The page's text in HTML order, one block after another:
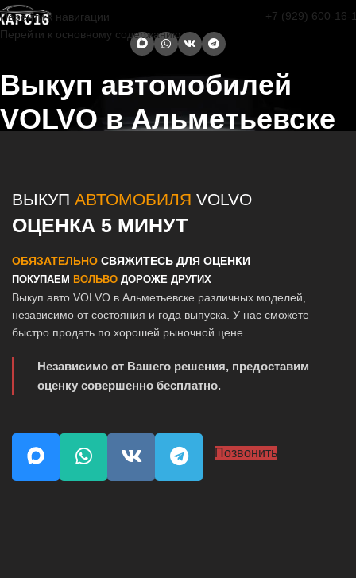
Перейти к навигации
Перейти к основному содержанию
+7 (929) 600-16-
Выкуп автомобилей
VOLVO в Альметьевске
ВЫКУП АВТОМОБИЛЯ VOLVO
ОЦЕНКА 5 МИНУТ
ОБЯЗАТЕЛЬНО СВЯЖИТЕСЬ ДЛЯ ОЦЕНКИ
ПОКУПАЕМ ВОЛЬВО ДОРОЖЕ ДРУГИХ
Выкуп авто VOLVO в Альметьевске различных моделей,
независимо от состояния и года выпуска. У нас сможете
быстро продать по хорошей рыночной цене.
Независимо от Вашего решения, предоставим
оценку совершенно бесплатно.
Позвонить